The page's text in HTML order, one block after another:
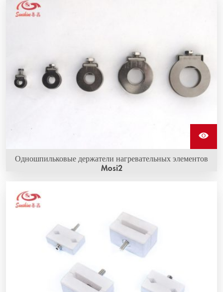
нагревателя Mosi2 представляет собой медную
интегрированной структуры.
Одношпильковые держатели нагревательных элементов
Mosi2